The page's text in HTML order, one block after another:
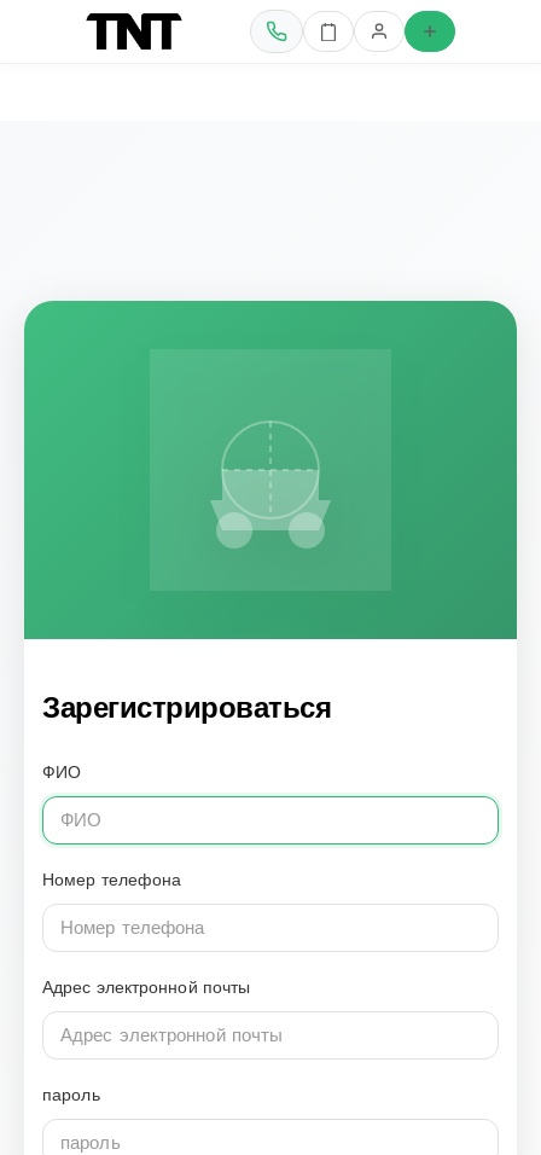
Зарегистрироваться
ФИО
Номер телефона
Адрес электронной почты
пароль